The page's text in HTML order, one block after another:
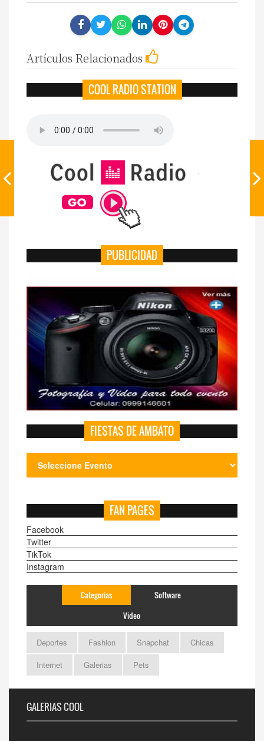
Artículos Relacionados
COOL RADIO STATION
PUBLICIDAD
FIESTAS DE AMBATO
FAN PAGES
Facebook
Twitter
TikTok
Instagram
Categorias
Software
Video
Deportes Fashion Snapchat
Chicas
Internet
Galerias Pets
GALERIAS COOL